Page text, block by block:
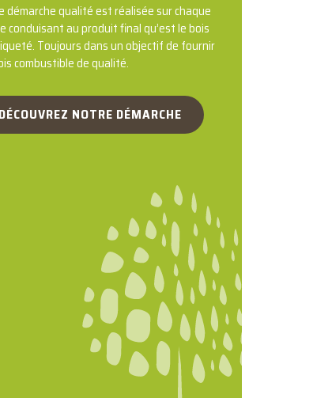
démarche qualité est réalisée sur chaque
conduisant au produit final qu’est le bois
Toujours dans un objectif de fournir
combustible de qualité.
DÉCOUVREZ NOTRE DÉMARCHE